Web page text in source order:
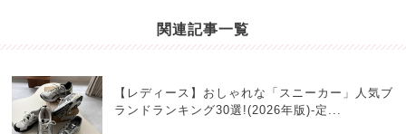
関連記事一覧
【レディース】おしゃれな「スニーカー」人気ブ
ランドランキング30選!(2026年版)-定...